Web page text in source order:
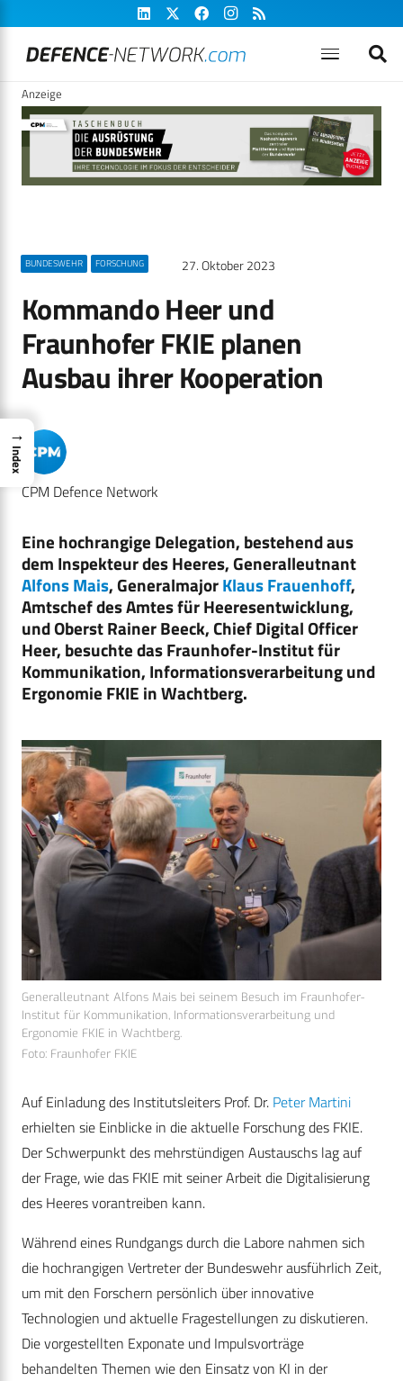
Anzeige
BUNDESWEHR FORSCHUNG 27. Oktober 2023
Kommando Heer und
Fraunhofer FKIE planen
Ausbau ihrer Kooperation
CPM Defence Network
Eine hochrangige Delegation, bestehend aus
dem Inspekteur des Heeres, Generalleutnant
Alfons Mais, GeneralmajorKlaus Frauenhoff,
Amtschef des Amtes für Heeresentwicklung,
und Oberst Rainer Beeck, Chief Digital Officer
Heer, besuchte das Fraunhofer-Institut für
Kommunikation, Informationsverarbeitung und
Ergonomie FKIE in Wachtberg.
Generalleutnant Alfons Mais bei seinem Besuch im Fraunhofer-
Institut für Kommunikation, Informationsverarbeitung und
Ergonomie FKIE in Wachtberg.
Foto: Fraunhofer FKIE
Auf Einladung des Institutsleiters Prof. Dr. Peter Martini
erhielten sie Einblicke in die aktuelle Forschung des FKIE.
Der Schwerpunkt des mehrstündigen Austauschs lag auf
der Frage, wie das FKIE mit seiner Arbeit die Digitalisierung
des Heeres vorantreiben kann.
Während eines Rundgangs durch die Labore nahmen sich
die hochrangigen Vertreter der Bundeswehr ausführlich Zeit,
um mit den Forschern persönlich über innovative
Technologien und aktuelle Fragestellungen zu diskutieren.
Die vorgestellten Exponate und Impulsvorträge
behandelten Themen wie den Einsatz von KI in der
→
Index